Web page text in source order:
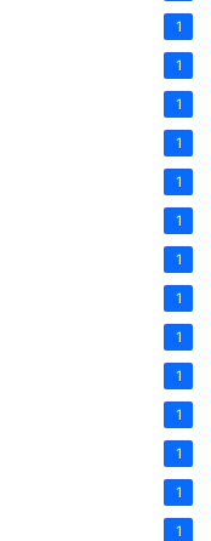
1
1
1
1
1
1
1
1
1
1
1
1
1
1